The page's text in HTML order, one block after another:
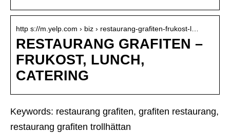
http s://m.yelp.com › biz › restaurang-grafiten-frukost-l…
RESTAURANG GRAFITEN –
FRUKOST, LUNCH,
CATERING
Keywords: restaurang grafiten, grafiten restaurang,
restaurang grafiten trollhättan